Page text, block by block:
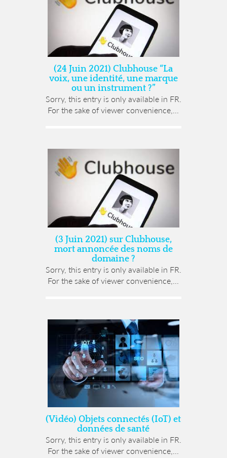
(24 Juin 2021) Clubhouse “La
voix, une identité, une marque
ou un instrument ?”
Sorry, this entry is only available in FR.
For the sake of viewer convenience,...
(3 Juin 2021) sur Clubhouse,
mort annoncée des noms de
domaine ?
Sorry, this entry is only available in FR.
For the sake of viewer convenience,...
(Vidéo) Objets connectés (IoT) et
données de santé
Sorry, this entry is only available in FR.
For the sake of viewer convenience,...